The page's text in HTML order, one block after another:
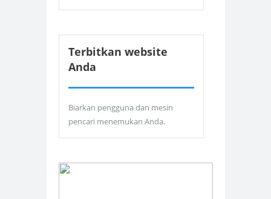
Terbitkan website
Anda
Biarkan pengguna dan mesin
pencari menemukan Anda.